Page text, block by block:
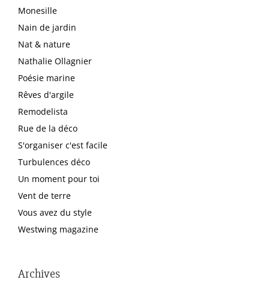
Monesille
Nain de jardin
Nat & nature
Nathalie Ollagnier
Poésie marine
Rêves d'argile
Remodelista
Rue de la déco
S'organiser c'est facile
Turbulences déco
Un moment pour toi
Vent de terre
Vous avez du style
Westwing magazine
Archives